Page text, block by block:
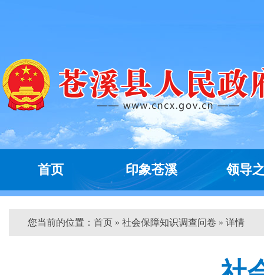
首页 印象苍溪 领导
您当前的位置： 首页 » 社会保障知识调查问卷 » 详情